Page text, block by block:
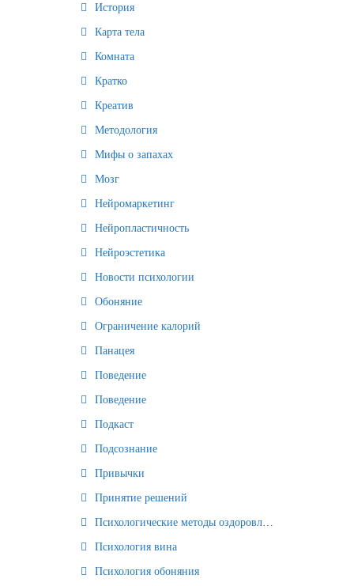
История
Карта тела
Комната
Кратко
Креатив
Методология
Мифы о запахах
Мозг
Нейромаркетинг
Нейропластичность
Нейроэстетика
Новости психологии
Обоняние
Ограничение калорий
Панацея
Поведение
Поведение
Подкаст
Подсознание
Привычки
Принятие решений
Психологические методы оздоровления и омоложения
Психология вина
Психология обоняния